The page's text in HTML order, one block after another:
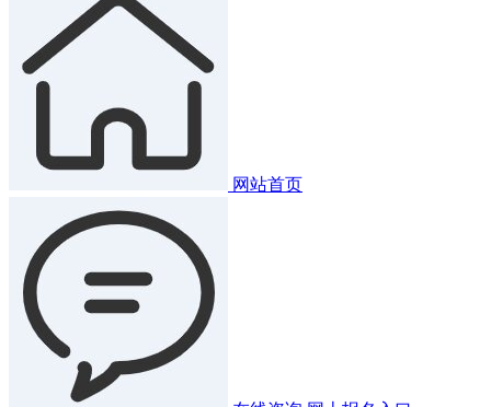
网站首页